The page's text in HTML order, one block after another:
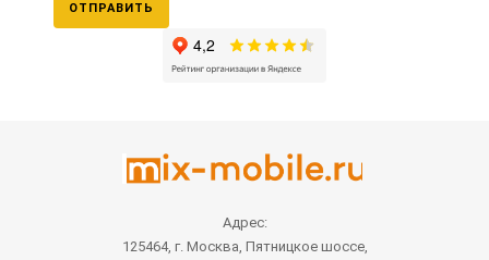
ОТПРАВИТЬ
Адрес:
125464, г. Москва, Пятницкое шоссе,